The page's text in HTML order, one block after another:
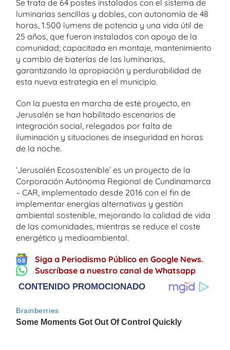
Se trata de 64 postes instalados con el sistema de
luminarias sencillas y dobles, con autonomía de 48
horas, 1.500 lumens de potencia y una vida útil de
25 años, que fueron instalados con apoyo de la
comunidad; capacitada en montaje, mantenimiento
y cambio de baterías de las luminarias,
garantizando la apropiación y perdurabilidad de
esta nueva estrategia en el municipio.
Con la puesta en marcha de este proyecto, en
Jerusalén se han habilitado escenarios de
integración social, relegados por falta de
iluminación y situaciones de inseguridad en horas
de la noche.
‘Jerusalén Ecosostenible’ es un proyecto de la
Corporación Autónoma Regional de Cundinamarca
– CAR, implementado desde 2016 con el fin de
implementar energías alternativas y gestión
ambiental sostenible, mejorando la calidad de vida
de las comunidades, mientras se reduce el coste
energético y medioambiental.
Siga a Periodismo Público en Google News.
Suscríbase a nuestro canal de Whatsapp